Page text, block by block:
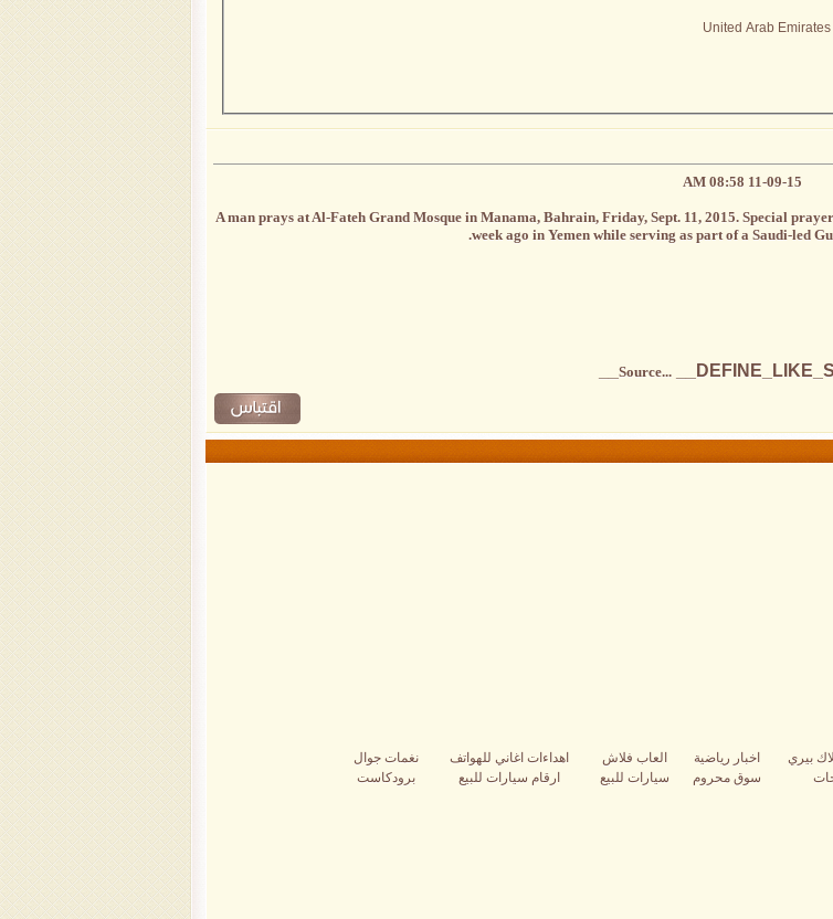
11-09-15 08:58 AM
A man prays at Al-Fateh Grand Mosque in Manama, Bahrain, Friday, Sept. 11, 2015. Special
week ago in Yemen while serving as part of a Saudi-led
Source...
بيري اخبار رياضية العاب فلاش اهداءات اغاني للهواتف
نغمات جوال
سوق محروم سيارات للبيع ارقام سيارات للبيع برودكاست